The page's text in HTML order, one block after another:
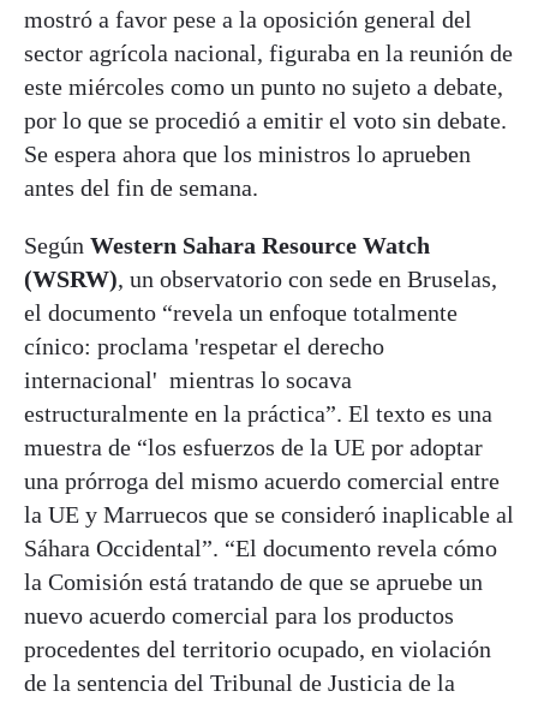
mostró a favor pese a la oposición general del
sector agrícola nacional, figuraba en la reunión de
este miércoles como un punto no sujeto a debate,
por lo que se procedió a emitir el voto sin debate.
Se espera ahora que los ministros lo aprueben
antes del fin de semana.
Según Western Sahara Resource Watch
(WSRW), un observatorio con sede en Bruselas,
el documento “revela un enfoque totalmente
cínico: proclama 'respetar el derecho
internacional' mientras lo socava
estructuralmente en la práctica”. El texto es una
muestra de “los esfuerzos de la UE por adoptar
una prórroga del mismo acuerdo comercial entre
la UE y Marruecos que se consideró inaplicable al
Sáhara Occidental”. “El documento revela cómo
la Comisión está tratando de que se apruebe un
nuevo acuerdo comercial para los productos
procedentes del territorio ocupado, en violación
de la sentencia del Tribunal de Justicia de la